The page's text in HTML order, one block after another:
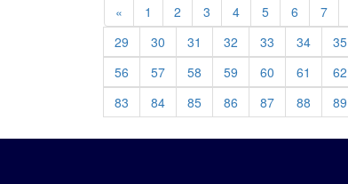
« Previous
1 2 3 4 5 6 7
29
30 31 32 33 34 35
56
57 58 59 60 61 62
83
84 85 86 87 88 89